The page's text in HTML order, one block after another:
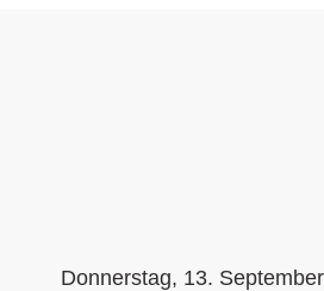
Donnerstag, 13.